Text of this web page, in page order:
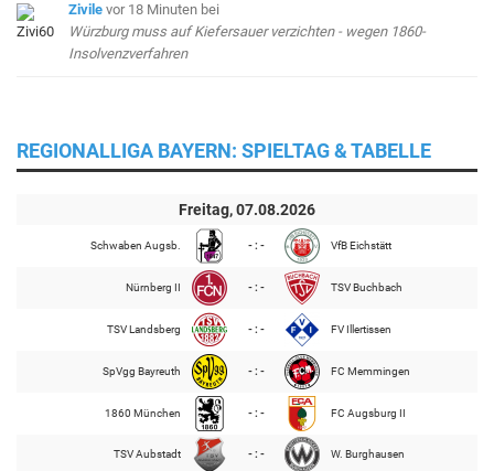
Zivile vor 18 Minuten bei
Würzburg muss auf Kiefersauer verzichten - wegen 1860-
Insolvenzverfahren
REGIONALLIGA BAYERN: SPIELTAG & TABELLE
Freitag, 07.08.2026
Schwaben Augsb. - : - VfB Eichstätt
Nürnberg II - : - TSV Buchbach
TSV Landsberg - : - FV Illertissen
SpVgg Bayreuth - : - FC Memmingen
1860 München - : - FC Augsburg II
TSV Aubstadt - : - W. Burghausen